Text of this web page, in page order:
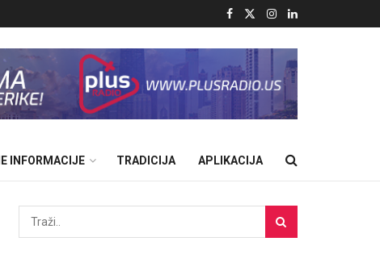
INFORMACIJE TRADICIJA APLIKACIJA